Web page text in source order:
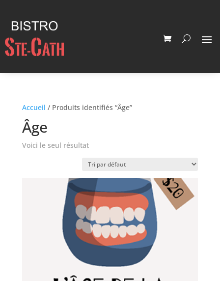
Accueil / Produits identifiés “Âge”
Âge
Voici le seul résultat